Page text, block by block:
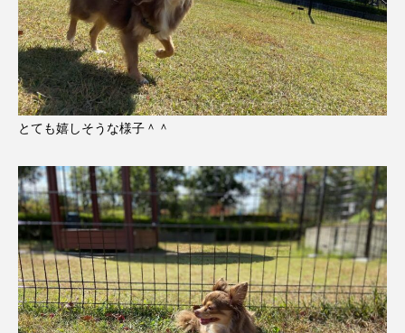
とても嬉しそうな様子＾＾